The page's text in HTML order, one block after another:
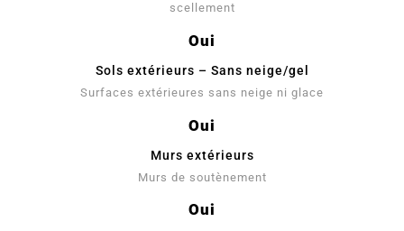
scellement
Oui
Sols extérieurs – Sans neige/gel
Surfaces extérieures sans neige ni glace
Oui
Murs extérieurs
Murs de soutènement
Oui